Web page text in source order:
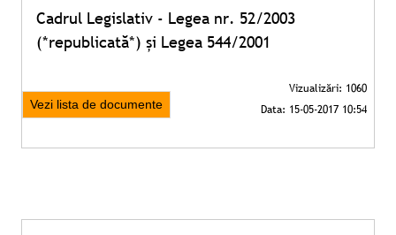
Cadrul Legislativ - Legea nr. 52/2003
(*republicată*) și Legea 544/2001
Vezi lista de documente